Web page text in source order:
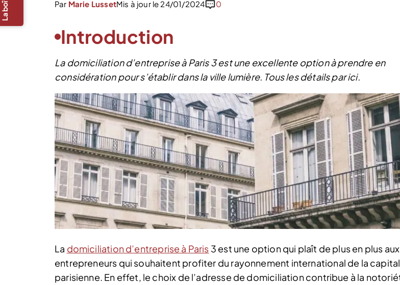
Par Marie LussetMis à jour le 24/01/2024 0
Introduction
La domiciliation d’entreprise à Paris 3 est une excellente option à prendre en
considération pour s’établir dans la ville lumière. Tous les détails par ici.
La domiciliation d’entreprise à Paris 3 est une option qui plaît de plus en plus aux
entrepreneurs qui souhaitent profiter du rayonnement international de la
parisienne. En effet, le choix de l’adresse de domiciliation contribue à la